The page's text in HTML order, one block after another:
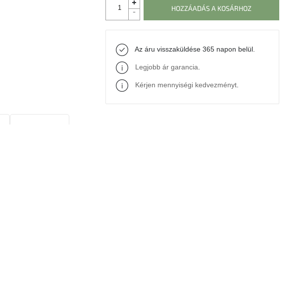
HOZZÁADÁS A KOSÁRHOZ
Az áru visszaküldése 365 napon belül.
Legjobb ár garancia
Kérjen mennyiségi kedvezményt.